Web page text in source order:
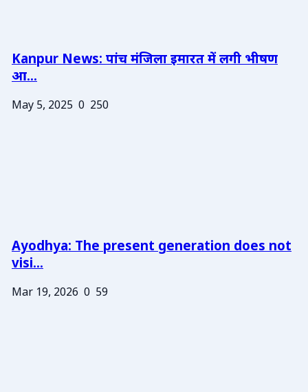
Kanpur News: पांच मंजिला इमारत में लगी भीषण
आ...
May 5, 2025 0 250
Ayodhya: The present generation does not
visi...
Mar 19, 2026 0 59